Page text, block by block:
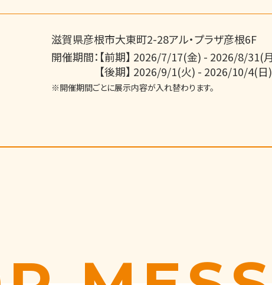
滋賀県彦根市大東町2-28アル・プラザ彦根6F
開催期間： 【前期】 2026/7/17(金) - 2026/8/31(
【後期】 2026/9/1(火) - 2026/10/4(日)
※開催期間ごとに展示内容が入れ替わります。